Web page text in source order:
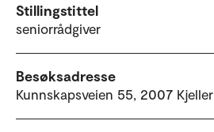
Stillingstittel
seniorrådgiver
Besøksadresse
Kunnskapsveien 55, 2007 Kjeller